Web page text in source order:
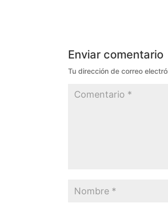
Enviar comentario
Tu dirección de correo